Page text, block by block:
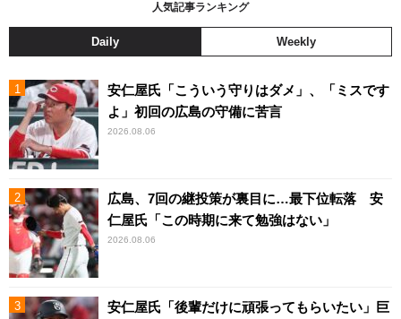
人気記事ランキング
Daily Weekly
安仁屋氏「こういう守りはダメ」、「ミスです
よ」初回の広島の守備に苦言
2026.08.06
広島、7回の継投策が裏目に…最下位転落 安
仁屋氏「この時期に来て勉強はない」
2026.08.06
安仁屋氏「後輩だけに頑張ってもらいたい」巨